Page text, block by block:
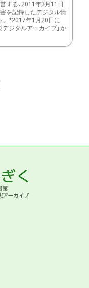
する、2011年3月11日
を記録したデジタル情
。 *2017年1月20日に
デジタルアーカイブ」か